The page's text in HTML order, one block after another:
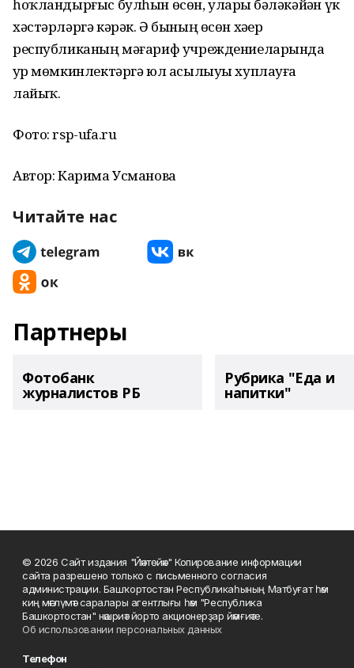
һоҡландырғыс булһын өсөн, уларҙы бәләкәйҙән үк
хәстәрләргә кәрәк. Ә бының өсөн хәҙер
республиканың мәғариф учреждениеларында
ҙур мөмкинлектәргә юл асылыуы хуплауға
лайыҡ.
Фото: rsp-ufa.ru
Автор: Карима Усманова
Читайте нас
Партнеры
Фотобанк
журналистов РБ
Рубрика "Еда и
напитки"
© 2026 Сайт издания "Йәнтөйәк" Копирование информации
сайта разрешено только с письменного согласия
администрации. Башҡортостан Республикаһының Матбуғат һәм
киң мәғлүмәт саралары агентлығы һәм "Республика
Башкортостан" нәшриәт йорто акционерҙар йәмғиәте.
Об использовании персональных данных
Телефон